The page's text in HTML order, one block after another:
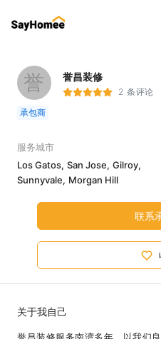
誉 誉昌装修
2 条评论
承包商
服务城市
Los Gatos, San Jose, Gilroy,
Sunnyvale, Morgan Hill
联系
关于我自己